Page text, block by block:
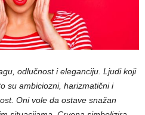
odlučnost i eleganciju. Ljudi koji
su ambiciozni, harizmatični i
Oni vole da ostave snažan